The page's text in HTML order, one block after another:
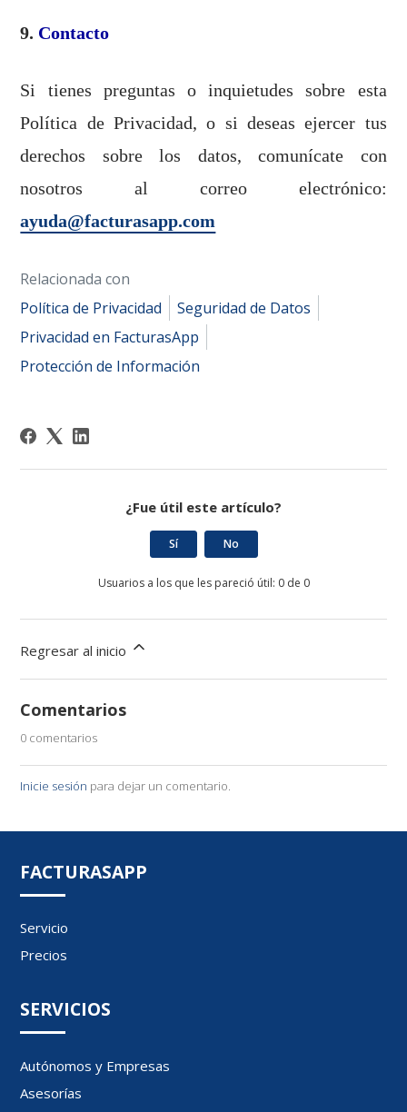
9. Contacto
Si tienes preguntas o inquietudes sobre esta
Política de Privacidad, o si deseas ejercer tus
derechos sobre los datos, comunícate con
nosotros al correo electrónico:
ayuda@facturasapp.com
Relacionada con
Política de Privacidad
Seguridad de Datos
Privacidad en FacturasApp
Protección de Información
¿Fue útil este artículo?
Sí No
Usuarios a los que les pareció útil: 0 de 0
Regresar al inicio
Comentarios
0 comentarios
Inicie sesión para dejar un comentario.
FACTURASAPP
Servicio
Precios
SERVICIOS
Autónomos y Empresas
Asesorías